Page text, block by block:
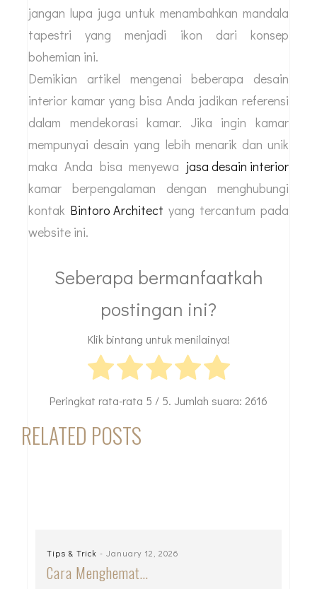
jangan lupa juga untuk menambahkan mandala
tapestri yang menjadi ikon dari konsep
bohemian ini.
Demikian artikel mengenai beberapa desain
interior kamar yang bisa Anda jadikan referensi
dalam mendekorasi kamar. Jika ingin kamar
mempunyai desain yang lebih menarik dan unik
maka Anda bisa menyewa jasa desain interior
kamar berpengalaman dengan menghubungi
kontak Bintoro Architect yang tercantum pada
website ini.
Seberapa bermanfaatkah
postingan ini?
Klik bintang untuk menilainya!
Peringkat rata-rata 5 / 5. Jumlah suara: 2616
RELATED POSTS
Tips & Trick - January 12, 2026
Cara Menghemat…